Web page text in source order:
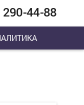
290-44-88